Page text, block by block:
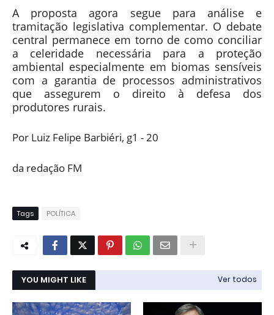
A proposta agora segue para análise e
tramitação legislativa complementar. O debate
central permanece em torno de como conciliar
a celeridade necessária para a proteção
ambiental especialmente em biomas sensíveis
com a garantia de processos administrativos
que assegurem o direito à defesa dos
produtores rurais.
Por Luiz Felipe Barbiéri, g1 - 20
da redação FM
Tags POLÍTICA
YOU MIGHT LIKE Ver todos